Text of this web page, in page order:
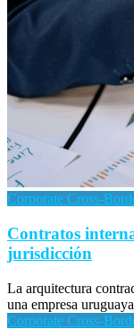
Corporate Cross-
Contratos
jurisdicción
La arquitectura
una empresa
Corporate Cross-